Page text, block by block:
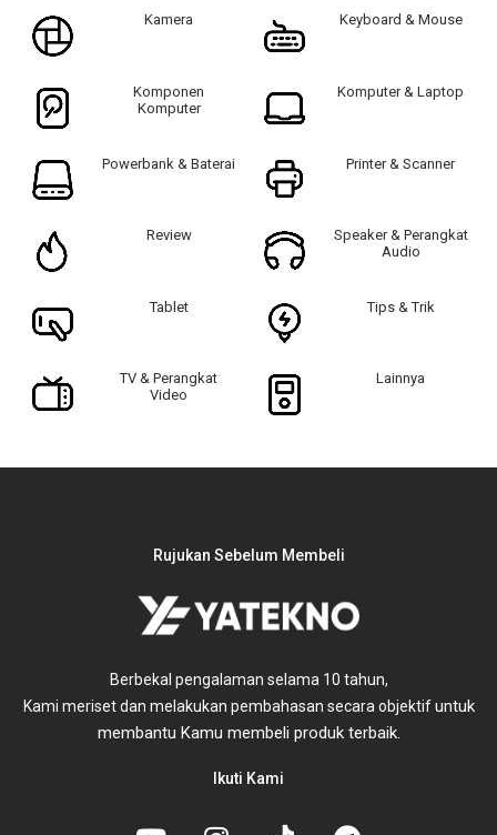
Kamera Keyboard & Mouse
Komponen
Komputer
Komputer & Laptop
Powerbank & Baterai Printer & Scanner
Review
Speaker & Perangkat
Audio
Tablet Tips & Trik
TV & Perangkat
Video
Lainnya
Rujukan Sebelum Membeli
Berbekal pengalaman selama 10 tahun,
Kami meriset dan melakukan pembahasan secara objektifuntuk
membantu Kamu membeli produk terbaik.
Ikuti Kami